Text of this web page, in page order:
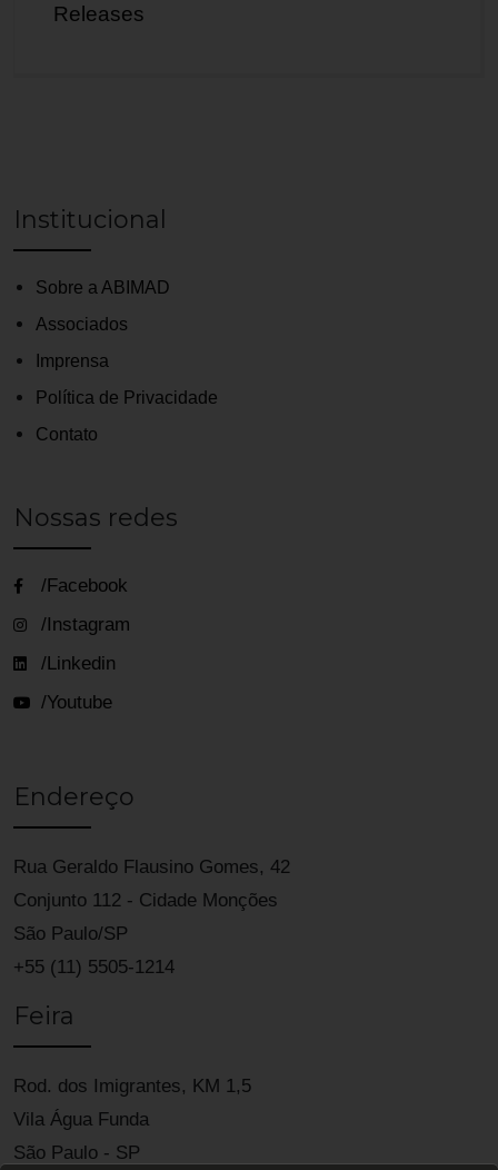
Releases
Institucional
Sobre a ABIMAD
Associados
Imprensa
Política de Privacidade
Contato
Nossas redes
/Facebook
/Instagram
/Linkedin
/Youtube
Endereço
Rua Geraldo Flausino Gomes, 42
Conjunto 112 - Cidade Monções
São Paulo/SP
+55 (11) 5505-1214
Feira
Rod. dos Imigrantes, KM 1,5
Vila Água Funda
São Paulo - SP